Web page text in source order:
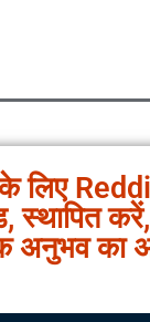
के लिए
स्थापित
अनुभव का